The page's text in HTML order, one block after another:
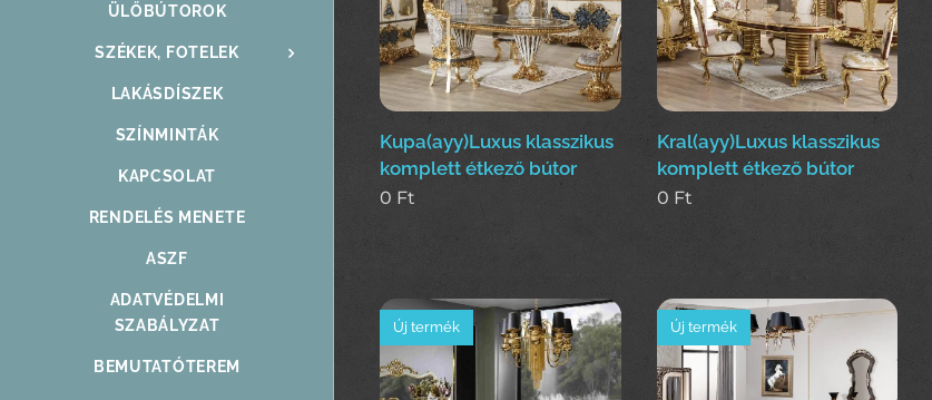
ÜLŐBÚTOROK
SZÉKEK, FOTELEK
LAKÁSDÍSZEK
SZÍNMINTÁK
KAPCSOLAT
RENDELÉS MENETE
ASZF
ADATVÉDELMI
SZABÁLYZAT
BEMUTATÓTEREM
Kupa(ayy)Luxus klasszikus
komplett étkező bútor
0 Ft
Kral(ayy)Luxus klasszikus
komplett étkező bútor
0 Ft
Új termék Új termék